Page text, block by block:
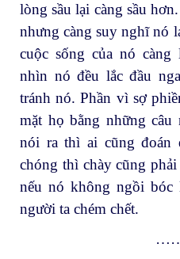
lòng sầu lại càng sầu
nhưng càng suy nghĩ nó
cuộc sống của nó
nhìn nó đều lắc đầu
tránh nó. Phần vì sợ
mặt họ bằng những
nói ra thì ai cũng đoán
chóng thì chày cũng
nếu nó không ngồi
người ta chém chết.